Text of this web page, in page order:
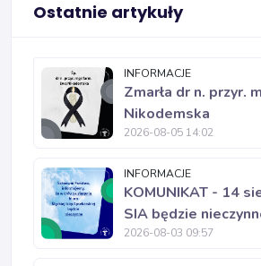
Ostatnie artykuły
INFORMACJE
Zmarła dr n. przyr.
Nikodemska
2026-08-05 14:02
INFORMACJE
KOMUNIKAT - 14
SIA będzie
2026-08-03 09:57